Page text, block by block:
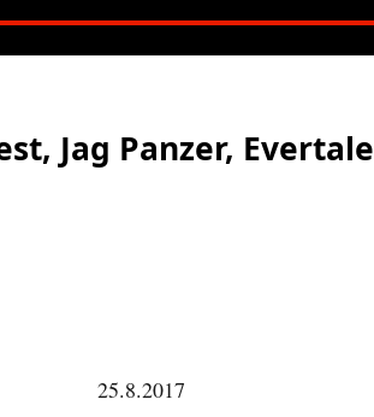
Jag Panzer, Evertale
25.8.2017